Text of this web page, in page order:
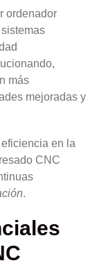
ordenador
sistemas
más
mejoradas y
en la
CNC
.